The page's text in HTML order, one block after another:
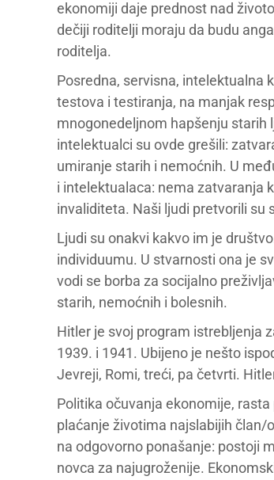
ekonomiji daje prednost nad
dečiji roditelji moraju da budu
roditelja.
Posredna, servisna, intelektualna
testova i testiranja, na manjak
mnogonedeljnom hapšenju starih
intelektualci su ovde grešili:
umiranje starih i nemoćnih. U
i intelektualaca: nema zatvaranja
invaliditeta. Naši ljudi pretvorili su
Ljudi su onakvi kakvo im je
individuumu. U stvarnosti ona je
vodi se borba za socijalno
starih, nemoćnih i bolesnih.
Hitler je svoj program istrebljenja
1939. i 1941. Ubijeno je nešto
Jevreji, Romi, treći, pa četvrti.
Politika očuvanja ekonomije,
plaćanje životima najslabijih
na odgovorno ponašanje: postoji
novca za najugroženije.